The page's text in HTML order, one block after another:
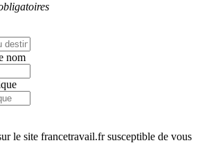
nom
le site francetravail.fr susceptible de vous